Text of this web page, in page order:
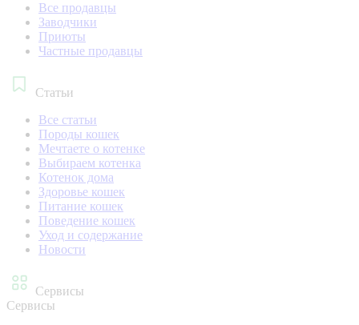
Все продавцы
Заводчики
Приюты
Частные продавцы
Статьи
Все статьи
Породы кошек
Мечтаете о котенке
Выбираем котенка
Котенок дома
Здоровье кошек
Питание кошек
Поведение кошек
Уход и содержание
Новости
Сервисы
Сервисы